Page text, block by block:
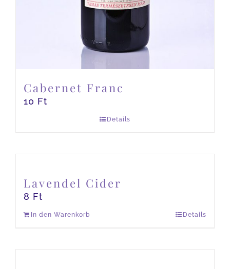
Cabernet Franc
10 Ft
Details
Lavendel Cider
8 Ft
In den Warenkorb Details